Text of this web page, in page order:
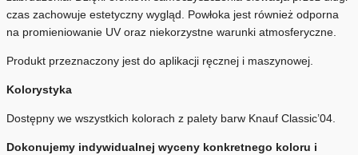
czas zachowuje estetyczny wygląd. Powłoka jest również odporna
na promieniowanie UV oraz niekorzystne warunki atmosferyczne.
Produkt przeznaczony jest do aplikacji ręcznej i maszynowej.
Kolorystyka
Dostępny we wszystkich kolorach z palety barw Knauf Classic’04.
Dokonujemy indywidualnej wyceny konkretnego koloru i